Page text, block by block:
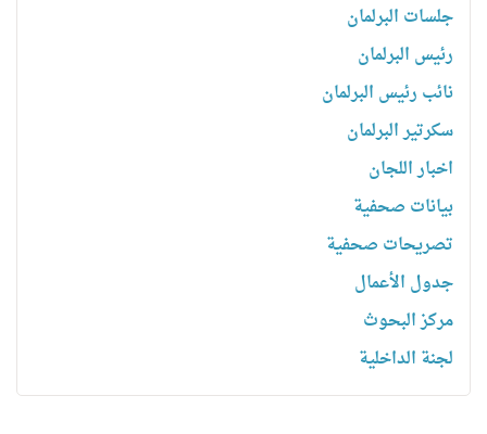
جلسات البرلمان
رئیس البرلمان
نائب رئیس البرلمان
سكرتیر البرلمان
اخبار اللجان
بیانات صحفیة
تصریحات صحفیة
جدول الأعمال
مركز البحوث
لجنة الداخلية